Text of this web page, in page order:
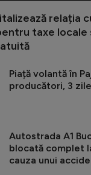
relația
taxe locale
Piață volantă în
producători, 3
Autostrada A1
blocată complet
cauza unui